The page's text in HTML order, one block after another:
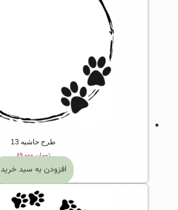
طرح حاشیه 13
تومان۸۹,۰۰۰
افزودن به سبد خرید